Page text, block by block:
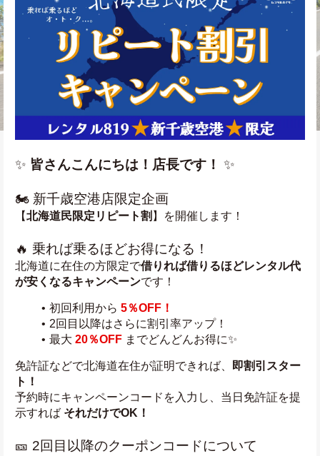
✨ 皆さんこんにちは！店長です！ ✨
🏍️ 新千歳空港店限定企画
【北海道民限定リピート割 】を開催します！
🔥 乗れば乗るほどお得になる！
北海道に在住の方限定で借りれば借りるほどレンタル代
が安くなるキャンペーンです！
初回利用から 5％OFF！
2回目以降はさらに割引率アップ！
最大 20％OFF までどんどんお得に✨
免許証などで北海道在住が証明できれば、
即割引スター
ト！
予約時にキャンペーンコードを入力し、当日免許証を提
示すれば それだけでOK！
🎫 2回目以降のクーポンコードについて